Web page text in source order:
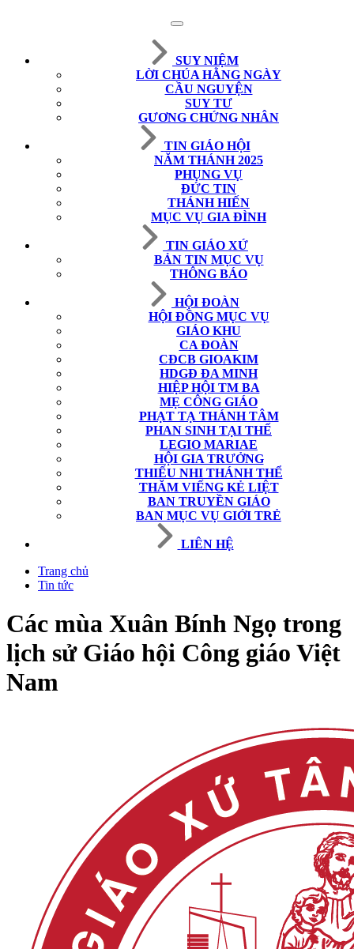
SUY NIỆM
LỜI CHÚA HẰNG NGÀY
CẦU NGUYỆN
SUY TƯ
GƯƠNG CHỨNG NHÂN
TIN GIÁO HỘI
NĂM THÁNH 2025
PHỤNG VỤ
ĐỨC TIN
THÁNH HIẾN
MỤC VỤ GIA ĐÌNH
TIN GIÁO XỨ
BẢN TIN MỤC VỤ
THÔNG BÁO
HỘI ĐOÀN
HỘI ĐỒNG MỤC VỤ
GIÁO KHU
CA ĐOÀN
CĐCB GIOAKIM
HDGĐ ĐA MINH
HIỆP HỘI TM BA
MẸ CÔNG GIÁO
PHẠT TẠ THÁNH TÂM
PHAN SINH TẠI THẾ
LEGIO MARIAE
HỘI GIA TRƯỞNG
THIẾU NHI THÁNH THỂ
THĂM VIẾNG KẺ LIỆT
BAN TRUYỀN GIÁO
BAN MỤC VỤ GIỚI TRẺ
LIÊN HỆ
Trang chủ
Tin tức
Các mùa Xuân Bính Ngọ trong
lịch sử Giáo hội Công giáo Việt
Nam